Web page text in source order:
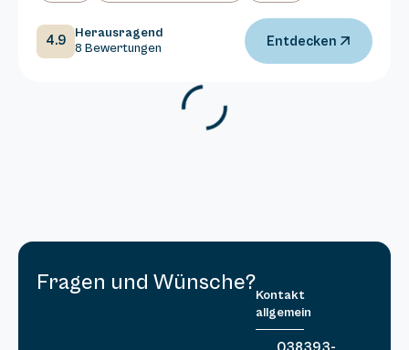
4.9
Herausragend
8 Bewertungen
Entdecken
Fragen und Wünsche?Kontakt
allgemein